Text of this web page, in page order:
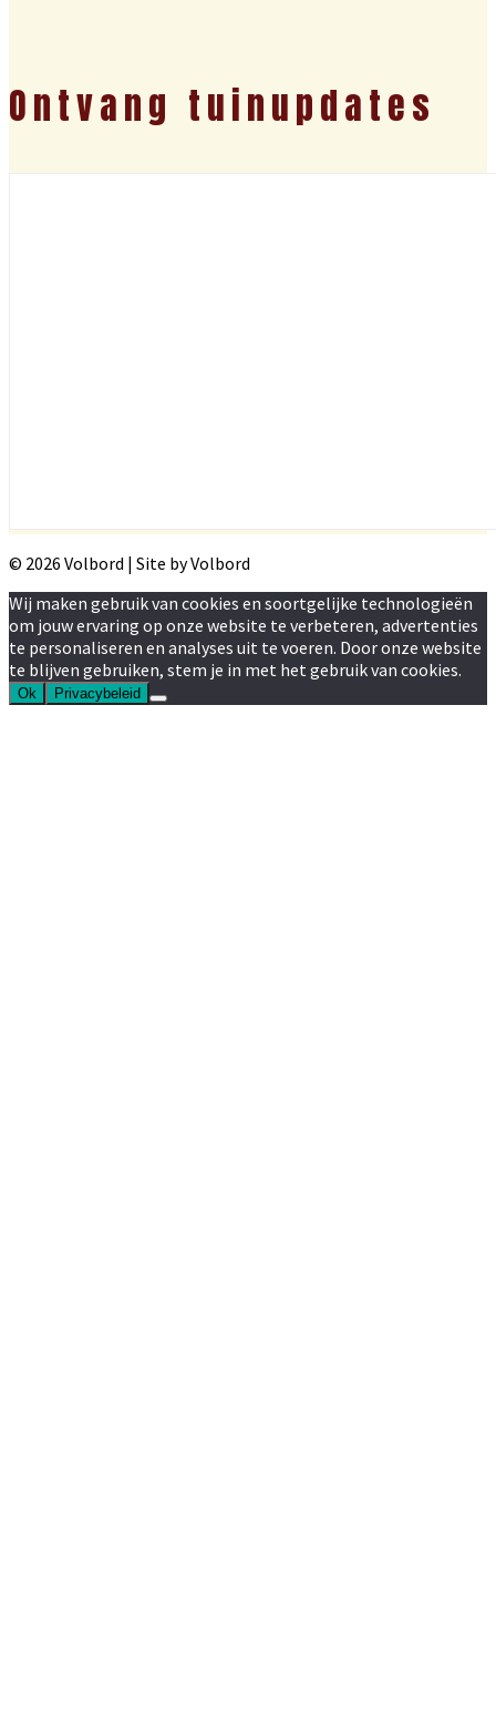
Ontvang tuinupdates
© 2026 Volbord | Site by Volbord
Wij maken gebruik van cookies en soortgelijke technologieën
om jouw ervaring op onze website te verbeteren, advertenties
te personaliseren en analyses uit te voeren. Door onze website
te blijven gebruiken, stem je in met het gebruik van cookies.
Ok Privacybeleid